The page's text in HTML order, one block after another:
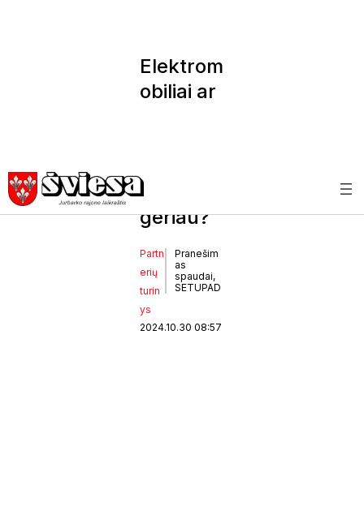
Elektrom
obiliai ar
iliai: kas
geriau?
Partn
erių
turin
ys
Pranešim
as
spaudai,
SETUPAD
2024.10.30 08:57